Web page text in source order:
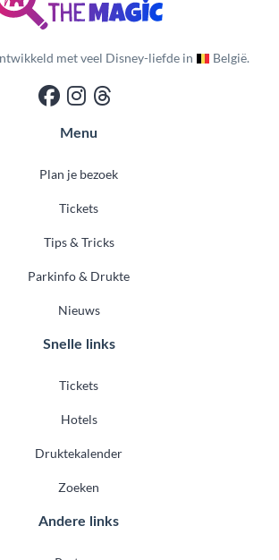
met veel Disney-liefde in België.
Menu
Plan je bezoek
Tickets
Tips & Tricks
Parkinfo & Drukte
Nieuws
Snelle links
Tickets
Hotels
Druktekalender
Zoeken
Andere links